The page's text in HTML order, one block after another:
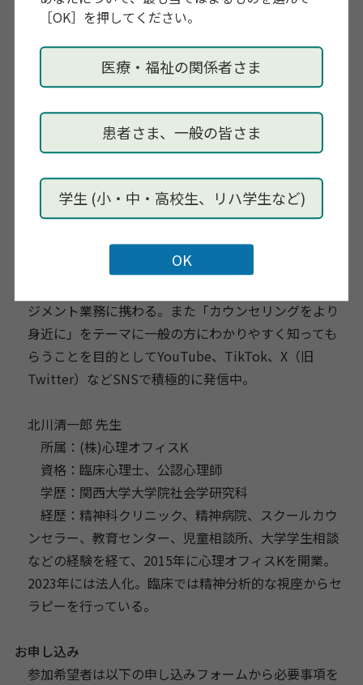
［OK］を押してください。
医療・福祉の関係者さま
患者さま、一般の皆さま
学生 (小・中・高校生、リハ学生など)
ます。カウンセリングの他には、SNSやYoutubeを使
報発信を行っています。
所属：Heart Life～こころの悩み相談所～
資格：臨床心理士、公認心理師
学歴：横浜国立大学大学院臨床心理学専修
経歴：東京都市教育センター発達支援相談員、神奈
川県内メンタルクリニック常勤心理士、都内カウンセ
リングルーム常勤心理士を経て、2020年にHeart Life
～こころの悩み相談所～を開業し、現在に至る。現在
ジメント業務に携わる。また「カウンセリングをより
身近に」をテーマに一般の方にわかりやすく知っても
らうことを目的としてYouTube、TikTok、X（旧
Twitter）などSNSで積極的に発信中。
北川清一郎 先生
所属：(株)心理オフィスK
資格：臨床心理士、公認心理師
学歴：関西大学大学院社会学研究科
経歴：精神科クリニック、精神病院、スクールカウ
ンセラー、教育センター、児童相談所、大学学生相談
などの経験を経て、2015年に心理オフィスKを開業。
2023年には法人化。臨床では精神分析的な視座からセ
ラピーを行っている。
お申し込み
参加希望者は以下の申し込みフォームから必要事項を